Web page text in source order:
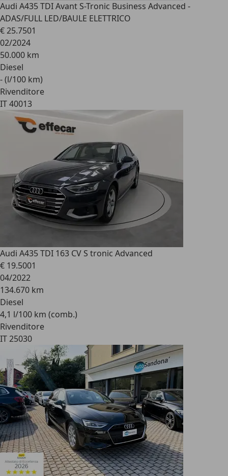
Audi A435 TDI Avant S-Tronic Business Advanced -
ADAS/FULL LED/BAULE ELETTRICO
€ 25.7501
02/2024
50.000 km
Diesel
- (l/100 km)
Rivenditore
IT 40013
Audi A435 TDI 163 CV S tronic Advanced
€ 19.5001
04/2022
134.670 km
Diesel
4,1 l/100 km (comb.)
Rivenditore
IT 25030